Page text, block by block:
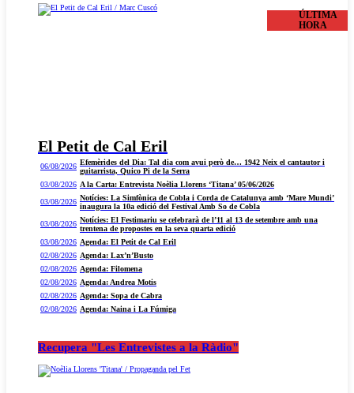
El Petit de Cal Eril
ÚLTIMA
HORA
06/08/2026 Efemèrides del Dia: Tal dia com avui però de… 1942 Neix el cantautor i
guitarrista, Quico Pi de la Serra
03/08/2026 A la Carta: Entrevista Noèlia Llorens ‘Titana’ 05/06/2026
03/08/2026 Notícies: La Simfònica de Cobla i Corda de Catalunya amb ‘Mare Mundi’
inaugura la 10a edició del Festival Amb So de Cobla
03/08/2026 Notícies: El Festimariu se celebrarà de l’11 al 13 de setembre amb una
trentena de propostes en la seva quarta edició
03/08/2026 Agenda: El Petit de Cal Eril
02/08/2026 Agenda: Lax’n’Busto
02/08/2026 Agenda: Filomena
02/08/2026 Agenda: Andrea Motis
02/08/2026 Agenda: Sopa de Cabra
02/08/2026 Agenda: Naina i La Fúmiga
Recupera "Les Entrevistes a la Ràdio"